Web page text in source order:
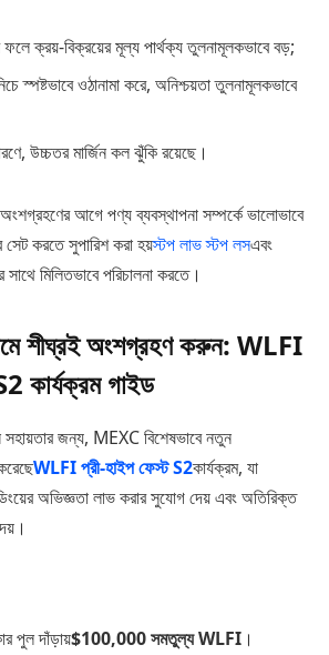
ফলে ক্রয়-বিক্রয়ের মূল্য পার্থক্য তুলনামূলকভাবে বড়;
স্পষ্টভাবে ওঠানামা করে, অনিশ্চয়তা তুলনামূলকভাবে
উচ্চতর মার্জিন কল ঝুঁকি রয়েছে।
অংশগ্রহণের আগে পণ্য ব্যবস্থাপনা সম্পর্কে ভালোভাবে
করতে সুপারিশ করা হয়স্টপ লাভ স্টপ লসএবং
মিলিতভাবে পরিচালনা করতে।
শীঘ্রই অংশগ্রহণ করুন: WLFI
কার্যক্রম গাইড
জন্য, MEXC বিশেষভাবে নতুন
WLFI প্রী-হাইপ ফেস্ট S2কার্যক্রম, যা
অভিজ্ঞতা লাভ করার সুযোগ দেয় এবং অতিরিক্ত
পুল দাঁড়ায়$100,000 সমতুল্য WLFI ।